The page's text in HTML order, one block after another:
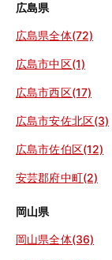
広島県
広島県全体(72)
広島市中区(1)
広島市西区(17)
広島市安佐北区(3)
広島市佐伯区(12)
安芸郡府中町(2)
岡山県
岡山県全体(36)